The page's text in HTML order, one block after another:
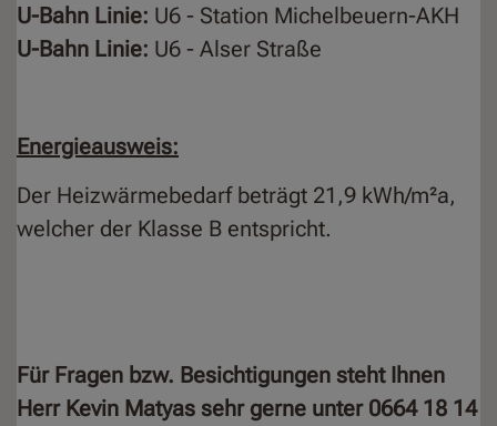
U-Bahn Linie: U6 - Station Michelbeuern-AKH
U-Bahn Linie: U6 - Alser Straße
Energieausweis:
Der Heizwärmebedarf beträgt 21,9 kWh/m²a,
welcher der Klasse B entspricht.
Für Fragen bzw. Besichtigungen steht Ihnen
Herr Kevin Matyas sehr gerne unter 0664 18 14